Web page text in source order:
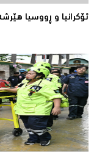
ئۆكرانیا و ڕووسیا